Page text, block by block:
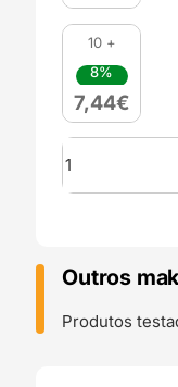
10 +
8%
7,44€
Quantidade
de
25
Stainless
Steel
M4x40
Outros
Produtos